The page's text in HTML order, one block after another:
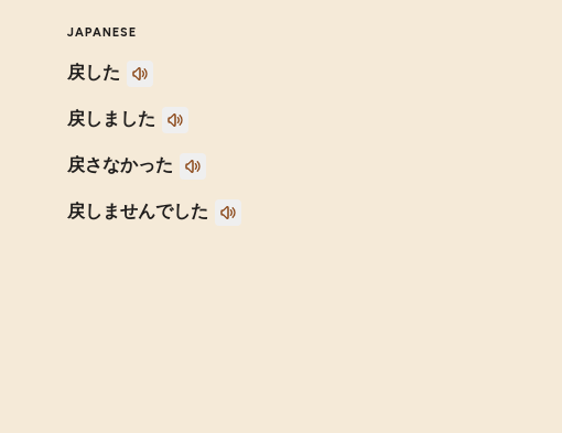
JAPANESE
戻した
戻しました
戻さなかった
戻しませんでした